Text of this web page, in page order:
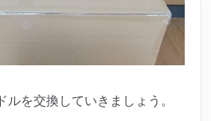
ルを交換していきましょう。